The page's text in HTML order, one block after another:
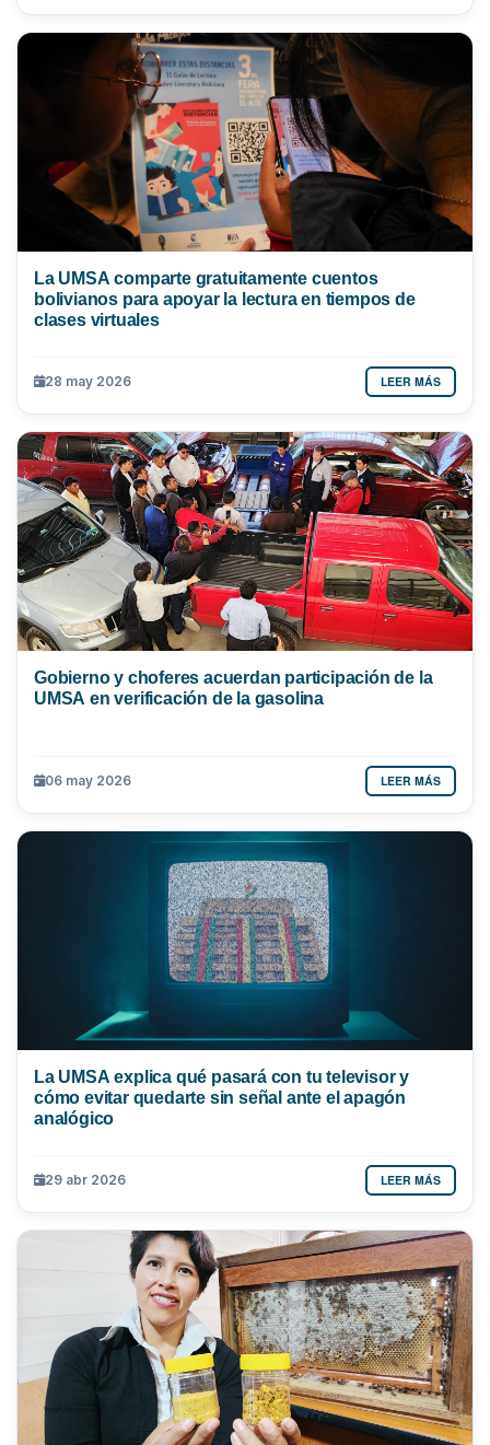
La UMSA comparte gratuitamente cuentos
bolivianos para apoyar la lectura en tiempos de
clases virtuales
28 may 2026 LEER MÁS
Gobierno y choferes acuerdan participación de la
UMSA en verificación de la gasolina
06 may 2026 LEER MÁS
La UMSA explica qué pasará con tu televisor y
cómo evitar quedarte sin señal ante el apagón
analógico
29 abr 2026 LEER MÁS